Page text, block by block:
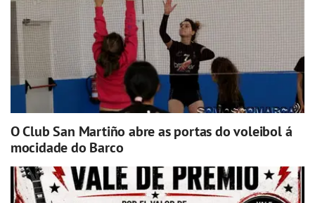
O Club San Martiño abre as portas do voleibol á
mocidade do Barco